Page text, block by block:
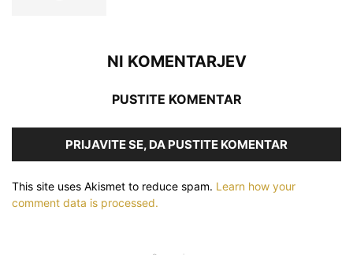
NI KOMENTARJEV
PUSTITE KOMENTAR
PRIJAVITE SE, DA PUSTITE KOMENTAR
This site uses Akismet to reduce spam. Learn how your
comment data is processed.